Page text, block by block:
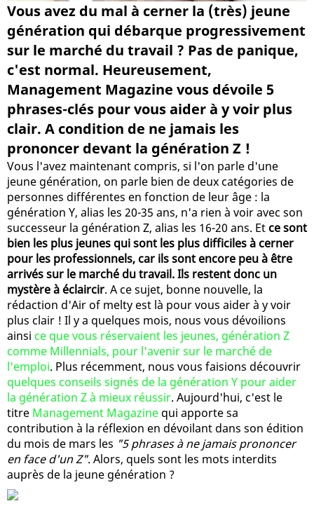
Vous avez du mal à cerner la (très) jeune
génération qui débarque progressivement
sur le marché du travail ? Pas de panique,
c'est normal. Heureusement,
Management Magazine vous dévoile 5
phrases-clés pour vous aider à y voir plus
clair. A condition de ne jamais les
prononcer devant la génération Z !
Vous l'avez maintenant compris, si l'on parle d'une
jeune génération, on parle bien de deux catégories de
personnes différentes en fonction de leur âge : la
génération Y, alias les 20-35 ans, n'a rien à voir avec son
successeur la génération Z, alias les 16-20 ans. Et ce sont
bien les plus jeunes qui sont les plus difficiles à cerner
pour les professionnels, car ils sont encore peu à être
arrivés sur le marché du travail. Ils restent donc un
mystère à éclaircir. A ce sujet, bonne nouvelle, la
rédaction d'Air of melty est là pour vous aider à y voir
plus clair ! Il y a quelques mois, nous vous dévoilions
ainsi ce que vous réservaient les jeunes, génération Z
comme Millennials, pour l'avenir sur le marché de
l'emploi. Plus récemment, nous vous faisions découvrir
quelques conseils signés de la génération Y pour aider
la génération Z à mieux réussir. Aujourd'hui, c'est le
titre Management Magazine qui apporte sa
contribution à la réflexion en dévoilant dans son édition
du mois de mars les "5 phrases à ne jamais prononcer
en face d'un Z". Alors, quels sont les mots interdits
auprès de la jeune génération ?